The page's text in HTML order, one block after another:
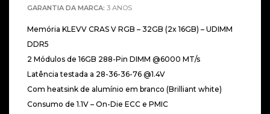
GARANTIA DA MARCA: 3 ANOS
Memória KLEVV CRAS V RGB – 32GB (2x 16GB) – UDIMM
DDR5
2 Módulos de 16GB 288-Pin DIMM @6000 MT/s
Latência testada a 28-36-36-76 @1.4V
Com heatsink de alumínio em branco (Brilliant white)
Consumo de 1.1V – On-Die ECC e PMIC